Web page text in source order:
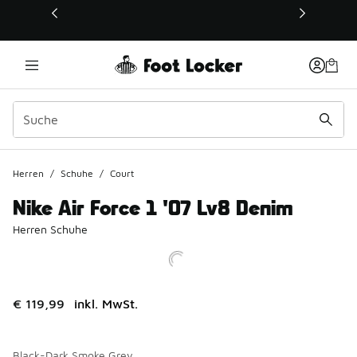
Dieser Link öffnet sich in einem neuen Fenster
Herren / Schuhe / Court
Nike Air Force 1 '07 Lv8 Denim
Herren Schuhe
€ 119,99 inkl. MwSt.